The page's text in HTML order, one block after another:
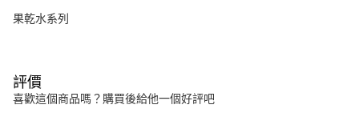
果乾水系列
評價
喜歡這個商品嗎？購買後給他一個好評吧